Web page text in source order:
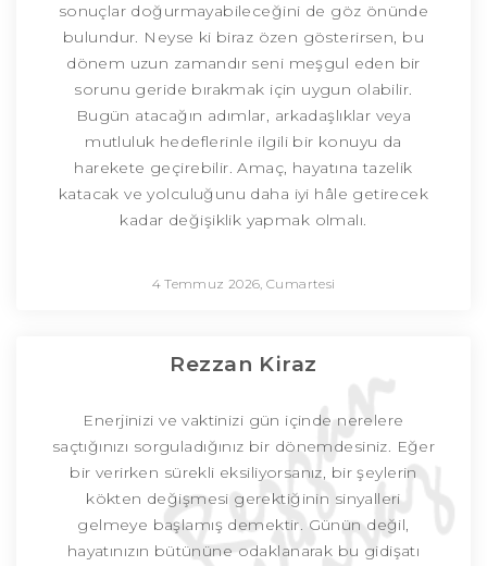
sonuçlar doğurmayabileceğini de göz önünde
bulundur. Neyse ki biraz özen gösterirsen, bu
dönem uzun zamandır seni meşgul eden bir
sorunu geride bırakmak için uygun olabilir.
Bugün atacağın adımlar, arkadaşlıklar veya
mutluluk hedeflerinle ilgili bir konuyu da
harekete geçirebilir. Amaç, hayatına tazelik
katacak ve yolculuğunu daha iyi hâle getirecek
kadar değişiklik yapmak olmalı.
4 Temmuz 2026, Cumartesi
Rezzan Kiraz
Enerjinizi ve vaktinizi gün içinde nerelere
saçtığınızı sorguladığınız bir dönemdesiniz. Eğer
bir verirken sürekli eksiliyorsanız, bir şeylerin
kökten değişmesi gerektiğinin sinyalleri
gelmeye başlamış demektir. Günün değil,
hayatınızın bütününe odaklanarak bu gidişatı